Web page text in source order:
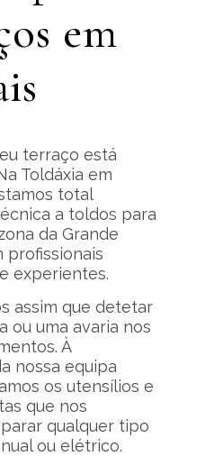
em
terraço está
Toldáxia em
total
a toldos para
da Grande
profissionais
experientes.
assim que detetar
ou uma avaria nos
À
nossa equipa
os utensílios e
que nos
qualquer tipo
ou elétrico.